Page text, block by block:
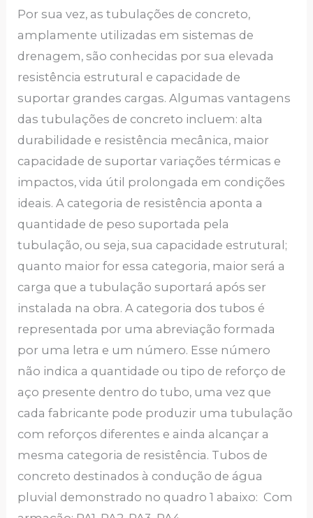
Por sua vez, as tubulações de concreto,
amplamente utilizadas em sistemas de
drenagem, são conhecidas por sua elevada
resistência estrutural e capacidade de
suportar grandes cargas. Algumas vantagens
das tubulações de concreto incluem: alta
durabilidade e resistência mecânica, maior
capacidade de suportar variações térmicas e
impactos, vida útil prolongada em condições
ideais. A categoria de resistência aponta a
quantidade de peso suportada pela
tubulação, ou seja, sua capacidade estrutural;
quanto maior for essa categoria, maior será a
carga que a tubulação suportará após ser
instalada na obra. A categoria dos tubos é
representada por uma abreviação formada
por uma letra e um número. Esse número
não indica a quantidade ou tipo de reforço de
aço presente dentro do tubo, uma vez que
cada fabricante pode produzir uma tubulação
com reforços diferentes e ainda alcançar a
mesma categoria de resistência. Tubos de
concreto destinados à condução de água
pluvial demonstrado no quadro 1 abaixo: Com